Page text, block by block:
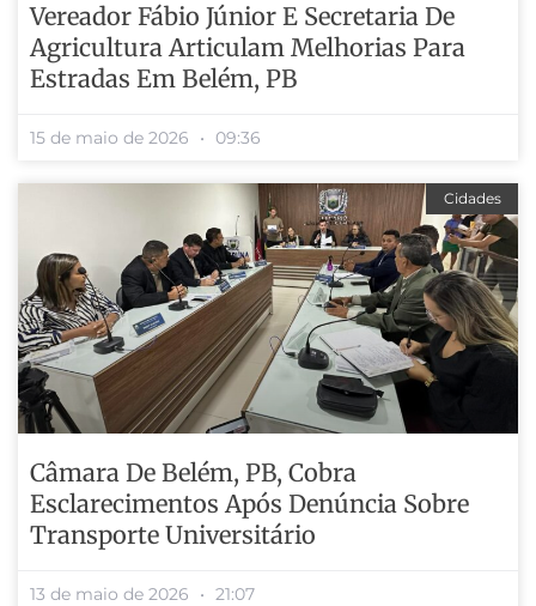
Vereador Fábio Júnior E Secretaria De
Agricultura Articulam Melhorias Para
Estradas Em Belém, PB
15 de maio de 2026 09:36
Cidades
Câmara De Belém, PB, Cobra
Esclarecimentos Após Denúncia Sobre
Transporte Universitário
13 de maio de 2026 21:07